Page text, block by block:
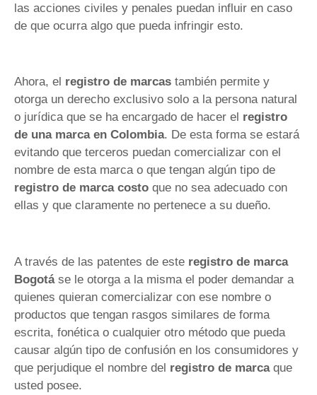
las acciones civiles y penales puedan influir en caso
de que ocurra algo que pueda infringir esto.
Ahora, el registro de marcas también permite y
otorga un derecho exclusivo solo a la persona natural
o jurídica que se ha encargado de hacer el registro
de una marca en Colombia. De esta forma se estará
evitando que terceros puedan comercializar con el
nombre de esta marca o que tengan algún tipo de
registro de marca costo que no sea adecuado con
ellas y que claramente no pertenece a su dueño.
A través de las patentes de este registro de marca
Bogotáse le otorga a la misma el poder demandar a
quienes quieran comercializar con ese nombre o
productos que tengan rasgos similares de forma
escrita, fonética o cualquier otro método que pueda
causar algún tipo de confusión en los consumidores y
que perjudique el nombre del registro de marcaque
usted posee.